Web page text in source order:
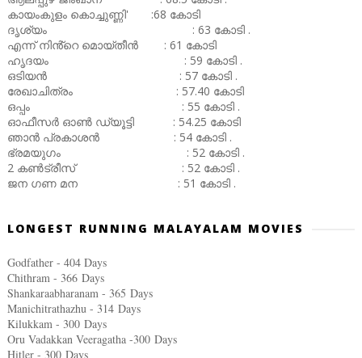
കായംകുളം കൊച്ചുണ്ണി' :68 കോടി
ദൃശ്യം : 63 കോടി .
എന്ന് നിൻ്റെ മൊയ്തീൻ : 61 കോടി
ഹൃദയം : 59 കോടി .
ഒടിയൻ : 57 കോടി .
രേഖാചിത്രം : 57.40 കോടി
ഒപ്പം : 55 കോടി .
ഓഫീസർ ഓൺ ഡ്യൂട്ടി : 54.25 കോടി
ഞാൻ പ്രകാശൻ : 54 കോടി .
ഭ്രമയുഗം : 52 കോടി .
2 കൺട്രീസ് : 52 കോടി .
ജന ഗണ മന : 51 കോടി .
LONGEST RUNNING MALAYALAM MOVIES
Godfather - 404 Days
Chithram - 366 Days
Shankaraabharanam - 365 Days
Manichitrathazhu - 314 Days
Kilukkam - 300 Days
Oru Vadakkan Veeragatha -300 Days
Hitler - 300 Days